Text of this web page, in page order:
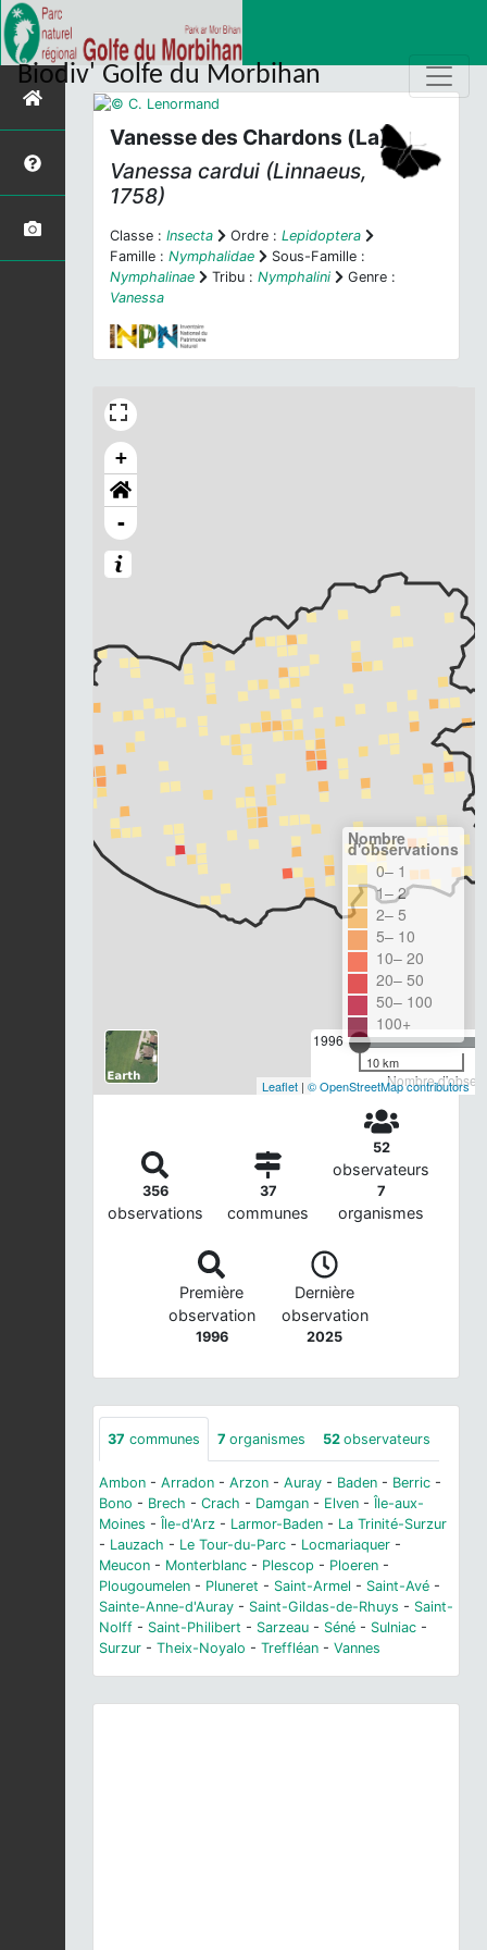
Biodiv' Golfe du Morbihan
Vanesse des Chardons (La)
Vanessa cardui (Linnaeus,
1758)
Classe : Insecta Ordre : Lepidoptera
Famille : Nymphalidae
Sous-Famille :
Nymphalinae
Tribu : Nymphalini
Genre :
Vanessa
+
-
1996
Nombre
Nombre
d'observations
0– 1
1– 2
2– 5
5– 10
10– 20
20– 50
50– 100
100+
10 km
Leaflet | © OpenStreetMap contributors
356
observations
37
communes
52
observateurs
7
organismes
Première
observation
1996
Dernière
observation
2025
37 communes 7 organismes 52 observateurs
Ambon - Arradon - Arzon - Auray - Baden - Berric -
Bono - Brech - Crach - Damgan - Elven - Île-aux-
Moines - Île-d'Arz - Larmor-Baden - La Trinité-Surzur
- Lauzach - Le Tour-du-Parc - Locmariaquer -
Meucon - Monterblanc - Plescop - Ploeren -
Plougoumelen - Pluneret - Saint-Armel - Saint-Avé -
Sainte-Anne-d'Auray - Saint-Gildas-de-Rhuys - Saint-
Nolff - Saint-Philibert - Sarzeau - Séné - Sulniac -
Surzur - Theix-Noyalo - Treffléan - Vannes